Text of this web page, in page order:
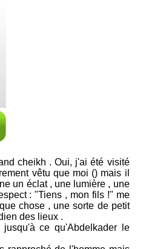
cheikh . Oui, j'ai été visité
vêtu que moi () mais il
un éclat , une lumière , une
: "Tiens , mon fils !" me
chose , une sorte de petit
des lieux .
jusqu'à ce qu'Abdelkader le